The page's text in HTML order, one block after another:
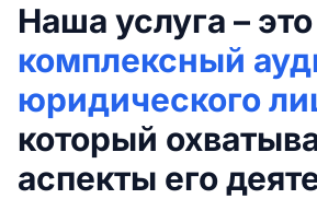
Наша услуга – это
комплексный
юридического
который
аспекты его